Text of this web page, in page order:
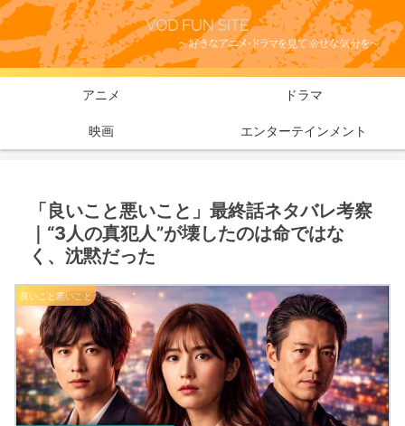
アニメ ドラマ
映画 エンターテインメント
「良いこと悪いこと」最終話ネタバレ考察
｜“3人の真犯人”が壊したのは命ではな
く、沈黙だった
良いこと悪いこと